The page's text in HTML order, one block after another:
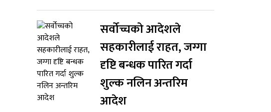
सर्वोच्चको आदेशले
सहकारीलाई राहत, जग्गा
दृष्टि बन्धक पारित गर्दा
शुल्क नलिन अन्तरिम
आदेश